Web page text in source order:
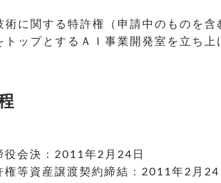
術に関する特許権（申請中のものを
トップとするＡＩ事業開発室を立ち
役会決 : 2011年2月24日
権等資産譲渡契約締結 : 2011年2月24